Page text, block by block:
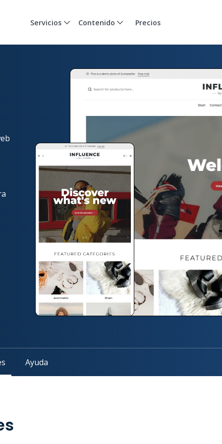
Servicios Contenido Precios
Ayuda